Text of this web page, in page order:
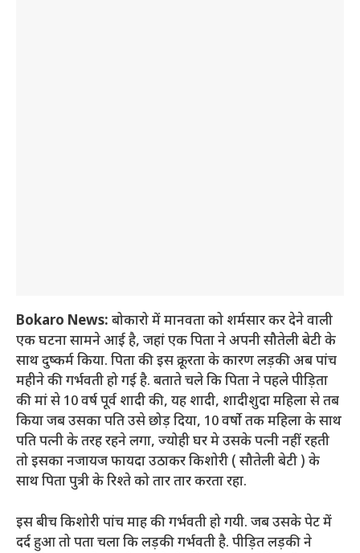
Bokaro News: बोकारो में मानवता को शर्मसार कर देने वाली
एक घटना सामने आई है, जहां एक पिता ने अपनी सौतेली बेटी के
साथ दुष्कर्म किया. पिता की इस क्रूरता के कारण लड़की अब पांच
महीने की गर्भवती हो गई है. बताते चले कि पिता ने पहले पीड़िता
की मां से 10 वर्ष पूर्व शादी की, यह शादी, शादीशुदा महिला से तब
किया जब उसका पति उसे छोड़ दिया, 10 वर्षो तक महिला के साथ
पति पत्नी के तरह रहने लगा, ज्योही घर मे उसके पत्नी नहीं रहती
तो इसका नजायज फायदा उठाकर किशोरी ( सौतेली बेटी ) के
साथ पिता पुत्री के रिश्ते को तार तार करता रहा.
इस बीच किशोरी पांच माह की गर्भवती हो गयी. जब उसके पेट में
दर्द हुआ तो पता चला कि लड़की गर्भवती है. पीड़ित लड़की ने